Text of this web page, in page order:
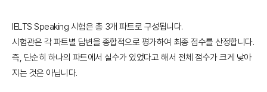
IELTS Speaking 시험은 총 3개 파트로 구성됩니다.
시험관은 각 파트별 답변을 종합적으로 평가하여 최종 점수를 산정합니다.
즉, 단순히 하나의 파트에서 실수가 있었다고 해서 전체 점수가 크게 낮아
지는 것은 아닙니다.